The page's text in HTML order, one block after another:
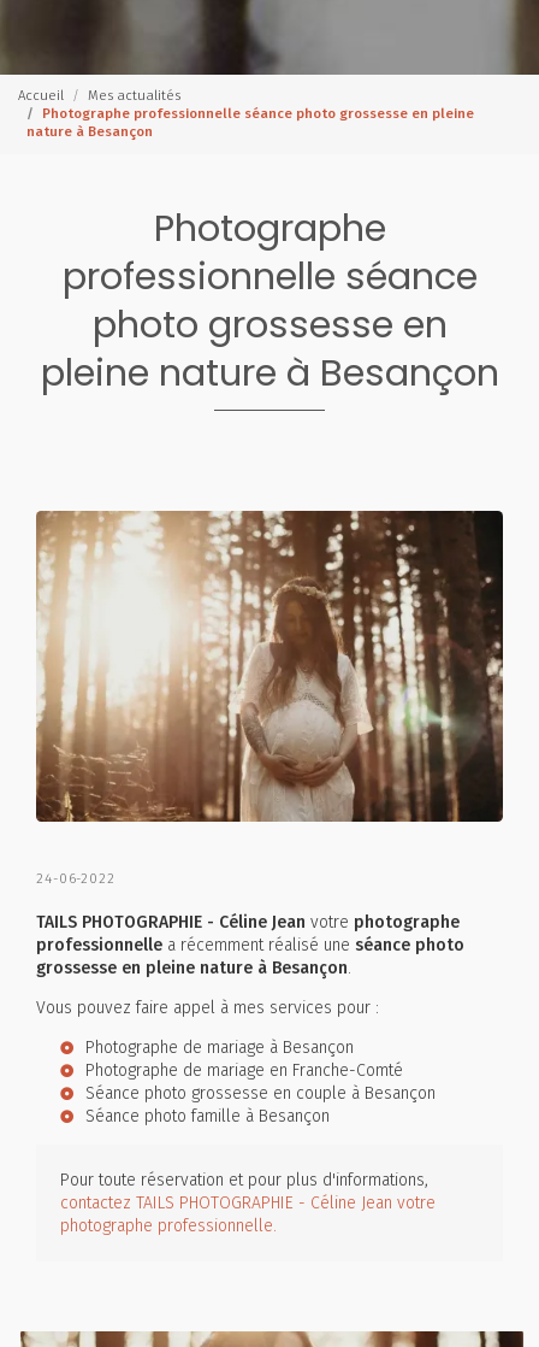
Accueil
Mes actualités
Photographe professionnelle séance photo grossesse en pleine
nature à Besançon
Photographe
professionnelle séance
photo grossesse en
pleine nature à Besançon
24-06-2022
TAILS PHOTOGRAPHIE - Céline Jean votre photographe
professionnelle a récemment réalisé une séance photo
grossesse en pleine nature à Besançon.
Vous pouvez faire appel à mes services pour :
Photographe de mariage à Besançon
Photographe de mariage en Franche-Comté
Séance photo grossesse en couple à Besançon
Séance photo famille à Besançon
Pour toute réservation et pour plus d'informations,
contactez TAILS PHOTOGRAPHIE - Céline Jean votre
photographe professionnelle.